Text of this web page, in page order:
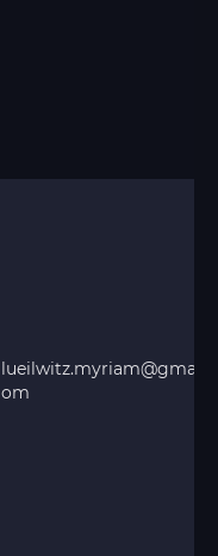
lueilwitz.myriam@gmail.c
om